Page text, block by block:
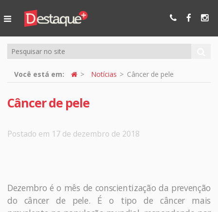
Online
Você está em: Notícias Câncer de pele
Câncer de pele
Postado em 17 de dezembro de 2018
Dezembro é o mês de conscientização da prevenção
do câncer de pele. É o tipo de câncer mais